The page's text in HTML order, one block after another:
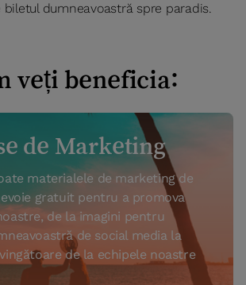
biletul dumneavoastră spre paradis.
veți beneficia:
de Marketing
materialele de marketing de
gratuit pentru a promova
de la imagini pentru
de social media la
de la echipele noastre